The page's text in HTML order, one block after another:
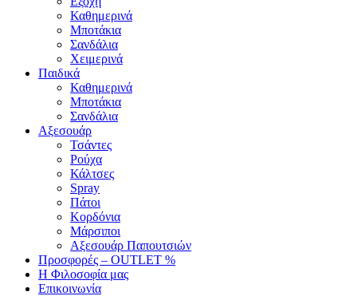
Καθημερινά
Μποτάκια
Σανδάλια
Χειμερινά
Παιδικά
Καθημερινά
Μποτάκια
Σανδάλια
Αξεσουάρ
Τσάντες
Ρούχα
Κάλτσες
Spray
Πάτοι
Κορδόνια
Μάρσιποι
Αξεσουάρ Παπουτσιών
Προσφορές – OUTLET %
Η Φιλοσοφία μας
Επικοινωνία